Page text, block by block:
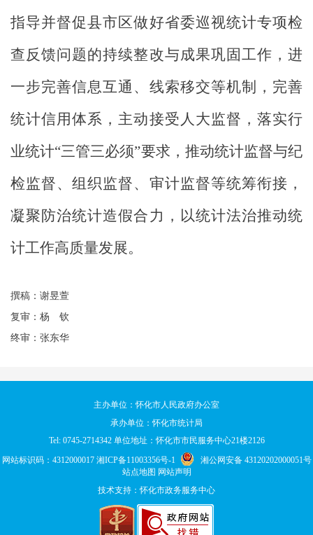
指导并督促县市区做好省委巡视统计专项检
查反馈问题的持续整改与成果巩固工作，进
一步完善信息互通、线索移交等机制，完善
统计信用体系，主动接受人大监督，落实行
业统计“三管三必须”要求，推动统计监督与纪
检监督、组织监督、审计监督等统筹衔接，
凝聚防治统计造假合力， 以统计法治推动统
计工作高质量发展。
撰稿：谢昱萱
复审：杨 钦
终审：张东华
主办单位：怀化市人民政府办公室
承办单位：怀化市统计局
Tel: 0745-2714342 单位地址：怀化市市民服务中心21楼2126
网站标识码：4312000017 湘ICP备11003356号-1
湘公网安备 43120202000051号
站点地图 网站声明
技术支持：怀化市政务服务中心